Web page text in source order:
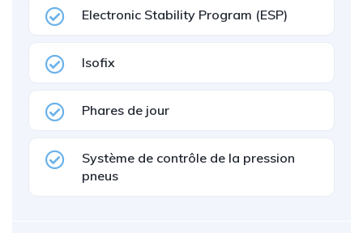
Electronic Stability Program (ESP)
Isofix
Phares de jour
Système de contrôle de la pression
pneus